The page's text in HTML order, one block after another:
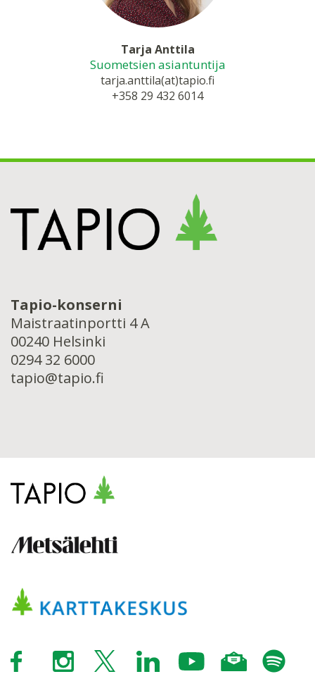
Tarja Anttila
Suometsien asiantuntija
tarja.anttila(at)tapio.fi
+358 29 432 6014
Tapio-konserni
Maistraatinportti 4 A
00240 Helsinki
0294 32 6000
tapio@tapio.fi